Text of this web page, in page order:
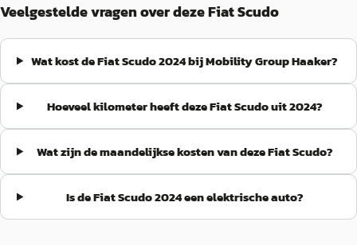
Veelgestelde vragen over deze Fiat Scudo
Wat kost de Fiat Scudo 2024 bij Mobility Group Haaker?
Hoeveel kilometer heeft deze Fiat Scudo uit 2024?
Wat zijn de maandelijkse kosten van deze Fiat Scudo?
Is de Fiat Scudo 2024 een elektrische auto?